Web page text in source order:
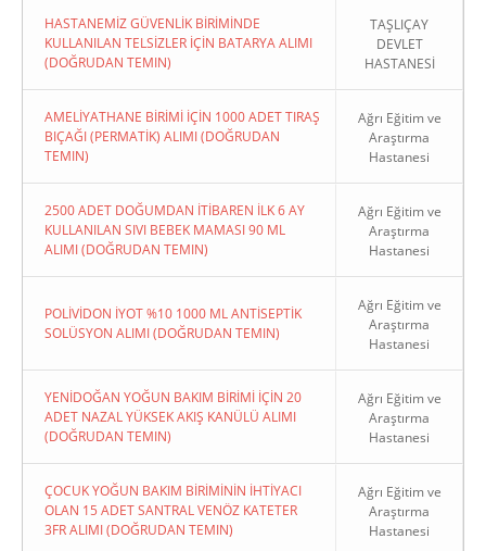
HASTANEMİZ GÜVENLİK BİRİMİNDE
KULLANILAN TELSİZLER İÇİN BATARYA ALIMI
(DOĞRUDAN TEMIN)
TAŞLIÇAY
DEVLET
HASTANESİ
AMELİYATHANE BİRİMİ İÇİN 1000 ADET TIRAŞ
BIÇAĞI (PERMATİK) ALIMI (DOĞRUDAN
TEMIN)
Ağrı Eğitim ve
Araştırma
Hastanesi
2500 ADET DOĞUMDAN İTİBAREN İLK 6 AY
KULLANILAN SIVI BEBEK MAMASI 90 ML
ALIMI (DOĞRUDAN TEMIN)
Ağrı Eğitim ve
Araştırma
Hastanesi
POLİVİDON İYOT %10 1000 ML ANTİSEPTİK
SOLÜSYON ALIMI (DOĞRUDAN TEMIN)
Ağrı Eğitim ve
Araştırma
Hastanesi
YENİDOĞAN YOĞUN BAKIM BİRİMİ İÇİN 20
ADET NAZAL YÜKSEK AKIŞ KANÜLÜ ALIMI
(DOĞRUDAN TEMIN)
Ağrı Eğitim ve
Araştırma
Hastanesi
ÇOCUK YOĞUN BAKIM BİRİMİNİN İHTİYACI
OLAN 15 ADET SANTRAL VENÖZ KATETER
3FR ALIMI (DOĞRUDAN TEMIN)
Ağrı Eğitim ve
Araştırma
Hastanesi